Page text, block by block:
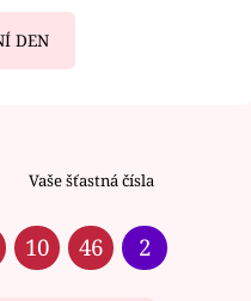
DEN
Vaše šťastná čísla
10 46 2